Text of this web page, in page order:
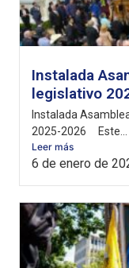
Instalada
legislativo
Instalada
2025-2026 Este...
Leer más
6 de enero de